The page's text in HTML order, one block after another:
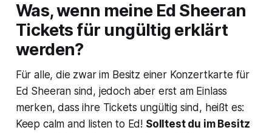
Was, wenn meine Ed Sheeran
Tickets für ungültig erklärt
werden?
Für alle, die zwar im Besitz einer Konzertkarte für
Ed Sheeran sind, jedoch aber erst am Einlass
merken, dass ihre Tickets ungültig sind, heißt es:
Keep calm and listen to Ed! Solltest du im Besitz